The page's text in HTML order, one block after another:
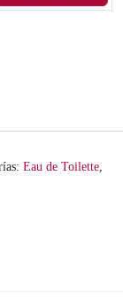
Eau de Toilette